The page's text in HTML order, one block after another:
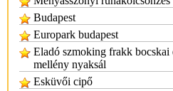
Budapest
Europark budapest
Eladó szmoking frakk
mellény nyaksál
Esküvői cipő